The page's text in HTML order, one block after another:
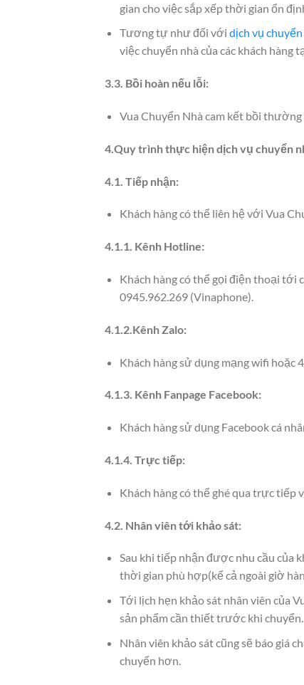
gian cho việc sắp xếp thời gian ổn
Tương tự như đối với dịch vụ
việc chuyển nhà của các khách
3.3. Bồi hoàn nếu lỗi:
Vua Chuyển Nhà cam kết bồi thường
4.Quy trình thực hiện dịch vụ chuyển
4.1. Tiếp nhận:
Khách hàng có thể liên hệ với Vua
4.1.1. Kênh Hotline:
Khách hàng có thể gọi điện thoại tới
0945.962.269 (Vinaphone).
4.1.2.Kênh Zalo:
Khách hàng sử dụng mạng wifi hoặc
4.1.3. Kênh Fanpage Facebook:
Khách hàng sử dụng Facebook cá
4.1.4. Trực tiếp:
Khách hàng có thể ghé qua trực tiếp
4.2. Nhân viên tới khảo sát:
Sau khi tiếp nhận được nhu cầu của
thời gian phù hợp(kể cả ngoài giờ
Tới lịch hẹn khảo sát nhân viên của
sản phẩm cần thiết trước khi chuyển.
Nhân viên khảo sát cũng sẽ báo giá
chuyển hơn.